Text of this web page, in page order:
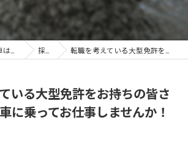
採用ブログ 転職を考えている大型免許をお持ちの皆さんミキサー車に乗ってお仕事しませんか！
いる大型免許をお持ちの皆さ
に乗ってお仕事しませんか！